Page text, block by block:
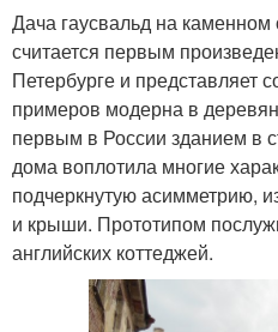
Дача гаусвальд на
считается первым
Петербурге и представляет
примеров модерна в
первым в России зданием в
дома воплотила многие
подчеркнутую асимметрию,
и крыши. Прототипом
английских коттеджей.